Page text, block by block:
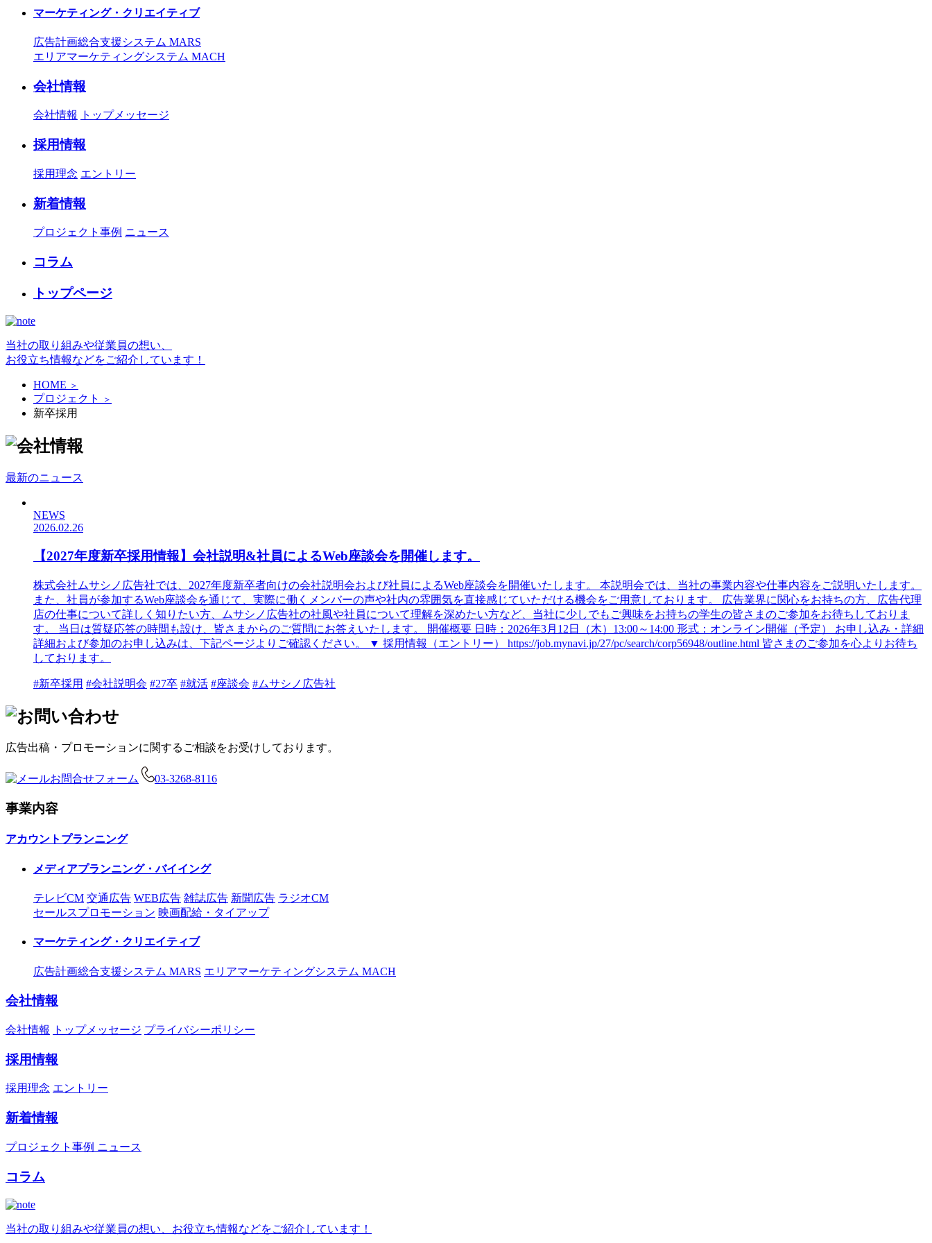
マーケティング・クリエイティブ
広告計画総合支援システム MARS
エリアマーケティングシステム MACH
会社情報
会社情報 トップメッセージ
採用情報
採用理念 エントリー
新着情報
プロジェクト事例 ニュース
コラム
トップページ
当社の取り組みや従業員の想い、
お役立ち情報などをご紹介しています！
HOME ＞
プロジェクト ＞
新卒採用
最新のニュース
NEWS
2026.02.26
【2027年度新卒採用情報】会社説明&社員によるWeb座談会を開催します。
株式会社ムサシノ広告社では、2027年度新卒者向けの会社説明会および社員によるWeb座談会を開催いたします。 本説明会では、当社の事業内容や仕事内容をご説明いたします。
また、社員が参加するWeb座談会を通じて、実際に働くメンバーの声や社内の雰囲気を直接感じていただける機会をご用意しております。 広告業界に関心をお持ちの方、広告代理
店の仕事について詳しく知りたい方、ムサシノ広告社の社風や社員について理解を深めたい方など、当社に少しでもご興味をお持ちの学生の皆さまのご参加をお待ちしておりま
す。 当日は質疑応答の時間も設け、皆さまからのご質問にお答えいたします。 開催概要 日時：2026年3月12日（木）13:00～14:00 形式：オンライン開催（予定） お申し込み・詳細
詳細および参加のお申し込みは、下記ページよりご確認ください。 ▼ 採用情報（エントリー） https://job.mynavi.jp/27/pc/search/corp56948/outline.html 皆さまのご参加を心よりお待ち
しております。
#新卒採用 #会社説明会 #27卒 #就活 #座談会 #ムサシノ広告社
広告出稿・プロモーションに関するご相談をお受けしております。
お問合せフォーム 03-3268-8116
事業内容
アカウントプランニング
メディアプランニング・バイイング
テレビCM 交通広告 WEB広告 雑誌広告 新聞広告 ラジオCM
セールスプロモーション 映画配給・タイアップ
マーケティング・クリエイティブ
広告計画総合支援システム MARS エリアマーケティングシステム MACH
会社情報
会社情報 トップメッセージ プライバシーポリシー
採用情報
採用理念 エントリー
新着情報
プロジェクト事例 ニュース
コラム
当社の取り組みや従業員の想い、お役立ち情報などをご紹介しています！